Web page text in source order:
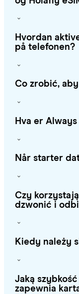
Hvordan
på telefonen?
Co zrobić,
Hva er Always
Når starter
Czy
dzwonić i
Kiedy należy
Jaką
zapewnia